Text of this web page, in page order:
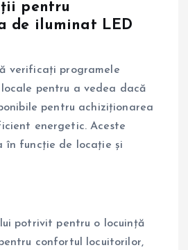
pentru
de iluminat LED
verificați programele
pentru a vedea dacă
pentru achiziționarea
energetic. Aceste
în funcție de locație și
potrivit pentru o locuință
confortul locuitorilor,